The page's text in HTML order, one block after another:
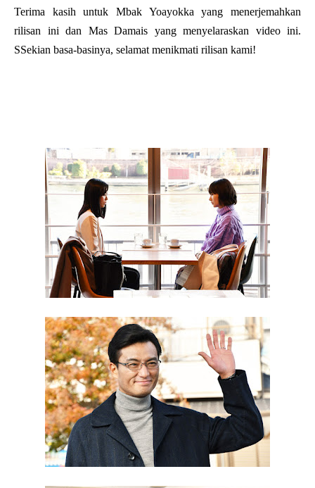
Terima kasih untuk Mbak Yoayokka yang menerjemahkan
rilisan ini dan Mas Damais yang menyelaraskan video ini.
SSekian basa-basinya, selamat menikmati rilisan kami!